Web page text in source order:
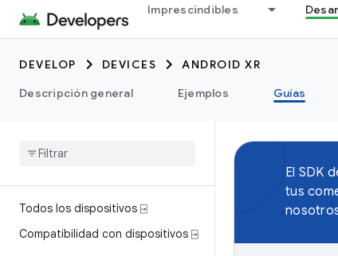
Imprescindibles
DEVELOP DEVICES
ANDROID XR
Descripción general
Ejemplos Guías
Todos los dispositivos ⍈
Compatibilidad con dispositivos ⍈
El SDK
tus